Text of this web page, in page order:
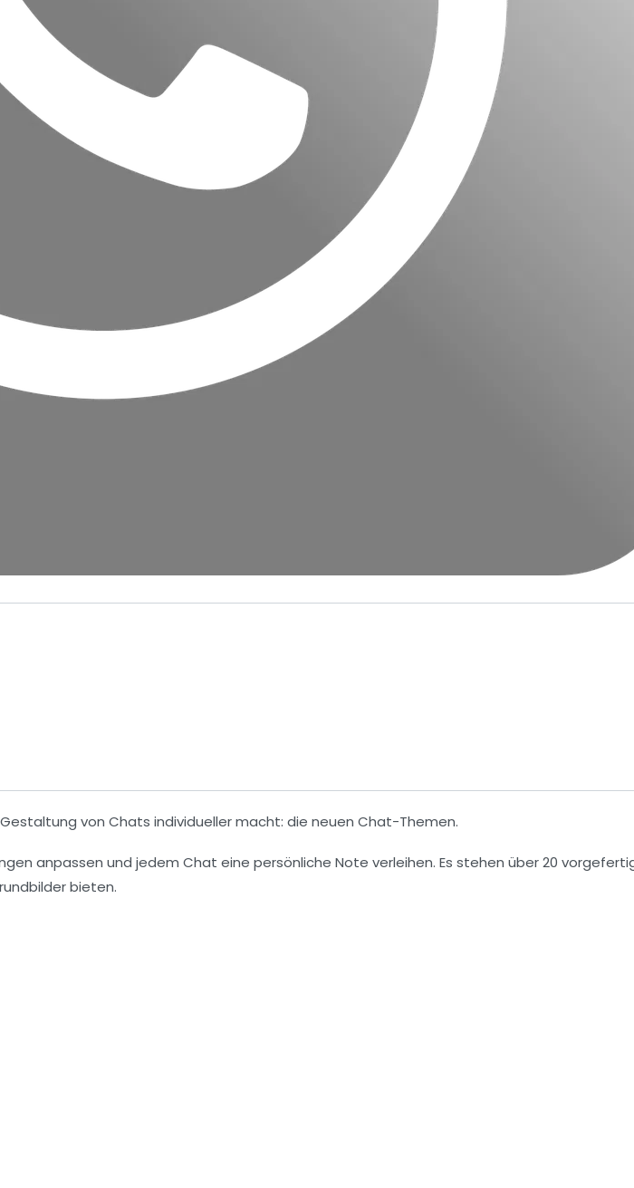
von Chats individueller macht: die neuen Chat-Themen.
anpassen und jedem Chat eine persönliche Note verleihen. Es stehen über 20
bieten.